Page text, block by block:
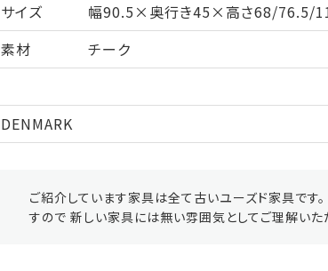
サイズ
幅90.5×奥行き45×高さ68/76.5/
素材
チーク
DENMARK
ご紹介しています家具は全て古いユーズド家具です
すので 新しい家具には無い雰囲気としてご理解いた